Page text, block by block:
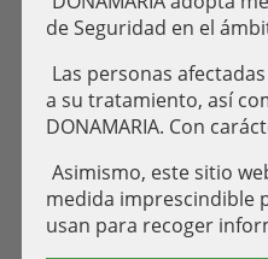
de Seguridad en el
Las personas
a su tratamiento, así
DONAMARIA. Con
Asimismo, este sitio
medida imprescindible
usan para recoger